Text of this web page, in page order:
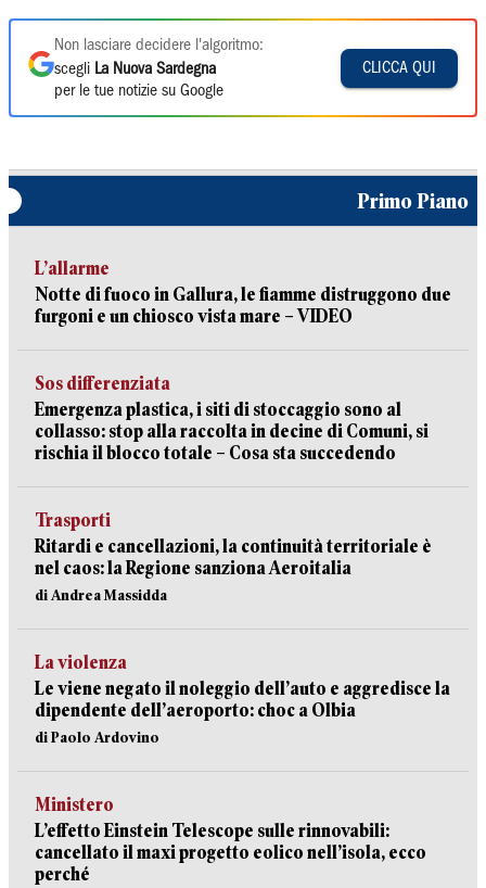
Non lasciare decidere l'algoritmo:
scegli La Nuova Sardegna
per le tue notizie su Google
CLICCA QUI
Primo Piano
L’allarme
Notte di fuoco in Gallura, le fiamme distruggono due
furgoni e un chiosco vista mare – VIDEO
Sos differenziata
Emergenza plastica, i siti di stoccaggio sono al
collasso: stop alla raccolta in decine di Comuni, si
rischia il blocco totale – Cosa sta succedendo
Trasporti
Ritardi e cancellazioni, la continuità territoriale è
nel caos: la Regione sanziona Aeroitalia
di Andrea Massidda
La violenza
Le viene negato il noleggio dell’auto e aggredisce la
dipendente dell’aeroporto: choc a Olbia
di Paolo Ardovino
Ministero
L’effetto Einstein Telescope sulle rinnovabili:
cancellato il maxi progetto eolico nell’isola, ecco
perché